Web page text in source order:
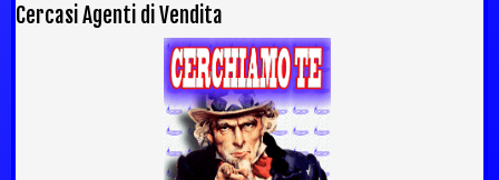
Cercasi Agenti di Vendita